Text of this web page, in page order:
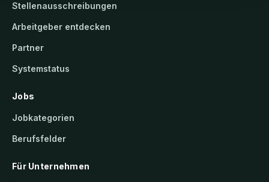
Stellenausschreibungen
Arbeitgeber entdecken
Partner
Systemstatus
Jobs
Jobkategorien
Berufsfelder
Für Unternehmen